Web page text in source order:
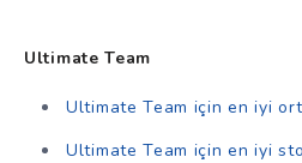
Ultimate Team
Ultimate Team için en iyi
Ultimate Team için en iyi